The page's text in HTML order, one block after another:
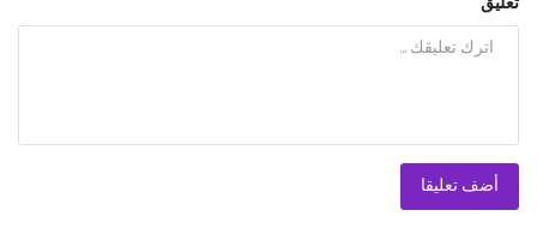
أضف تعليقا